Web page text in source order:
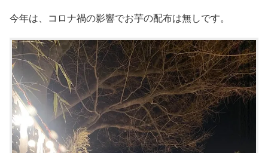
今年は、コロナ禍の影響でお芋の配布は無しです。